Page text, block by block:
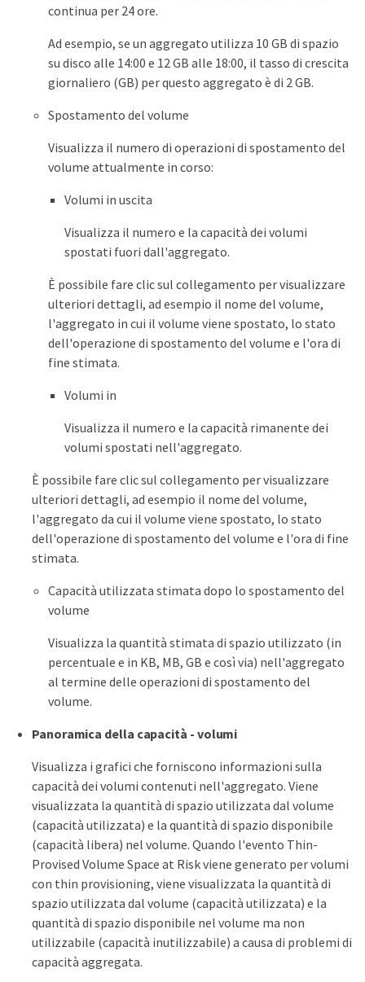
continua per 24 ore.
Ad esempio, se un aggregato utilizza 10 GB di spazio
su disco alle 14:00 e 12 GB alle 18:00, il tasso di crescita
giornaliero (GB) per questo aggregato è di 2 GB.
Spostamento del volume
Visualizza il numero di operazioni di spostamento del
volume attualmente in corso:
Volumi in uscita
Visualizza il numero e la capacità dei volumi
spostati fuori dall'aggregato.
È possibile fare clic sul collegamento per visualizzare
ulteriori dettagli, ad esempio il nome del volume,
l'aggregato in cui il volume viene spostato, lo stato
dell'operazione di spostamento del volume e l'ora di
fine stimata.
Volumi in
Visualizza il numero e la capacità rimanente dei
volumi spostati nell'aggregato.
È possibile fare clic sul collegamento per visualizzare
ulteriori dettagli, ad esempio il nome del volume,
l'aggregato da cui il volume viene spostato, lo stato
dell'operazione di spostamento del volume e l'ora di fine
stimata.
Capacità utilizzata stimata dopo lo spostamento del
volume
Visualizza la quantità stimata di spazio utilizzato (in
percentuale e in KB, MB, GB e così via) nell'aggregato
al termine delle operazioni di spostamento del
volume.
Panoramica della capacità - volumi
Visualizza i grafici che forniscono informazioni sulla
capacità dei volumi contenuti nell'aggregato. Viene
visualizzata la quantità di spazio utilizzata dal volume
(capacità utilizzata) e la quantità di spazio disponibile
(capacità libera) nel volume. Quando l'evento Thin-
Provised Volume Space at Risk viene generato per volumi
con thin provisioning, viene visualizzata la quantità di
spazio utilizzata dal volume (capacità utilizzata) e la
quantità di spazio disponibile nel volume ma non
utilizzabile (capacità inutilizzabile) a causa di problemi di
capacità aggregata.